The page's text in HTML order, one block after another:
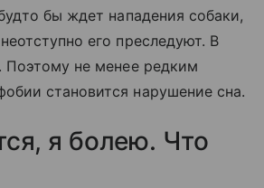
бы ждет нападения собаки,
его преследуют. В
Поэтому не менее редким
становится нарушение сна.
я болею. Что